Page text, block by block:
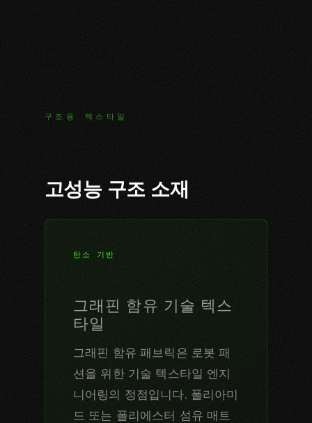
구조용 텍스타일
고성능 구조 소재
탄소 기반
그래핀 함유 기술 텍스
타일
그래핀 함유 패브릭은 로봇 패
션을 위한 기술 텍스타일 엔지
니어링의 정점입니다. 폴리아미
드 또는 폴리에스터 섬유 매트